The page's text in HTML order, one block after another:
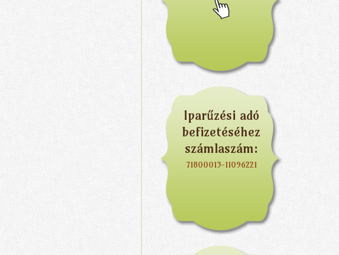
Iparűzési adó
befizetéséhez
számlaszám:
71800013-11096221